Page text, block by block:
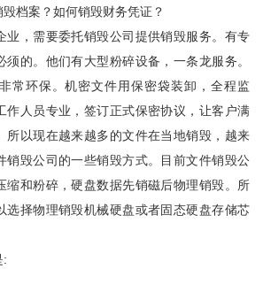
档案？如何销毁财务凭证？
业，需要委托销毁公司提供销毁服务。有专
须的。他们有大型粉碎设备，一条龙服务。
常环保。机密文件用保密袋装卸，全程监
作人员专业，签订正式保密协议，让客户满
所以现在越来越多的文件在当地销毁，越来
销毁公司的一些销毁方式。目前文件销毁公
缩和粉碎，硬盘数据先销磁后物理销毁。所
选择物理销毁机械硬盘或者固态硬盘存储芯
: